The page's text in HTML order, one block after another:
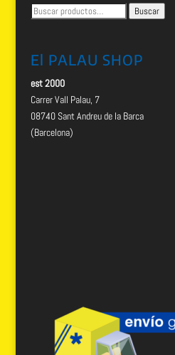
Buscar
por:
Buscar
El PALAU SHOP
est 2000
Carrer Vall Palau, 7
08740 Sant Andreu de la Barca
(Barcelona)